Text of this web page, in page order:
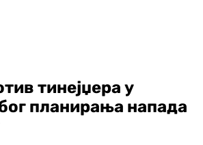
тинејџера у
планирања напада